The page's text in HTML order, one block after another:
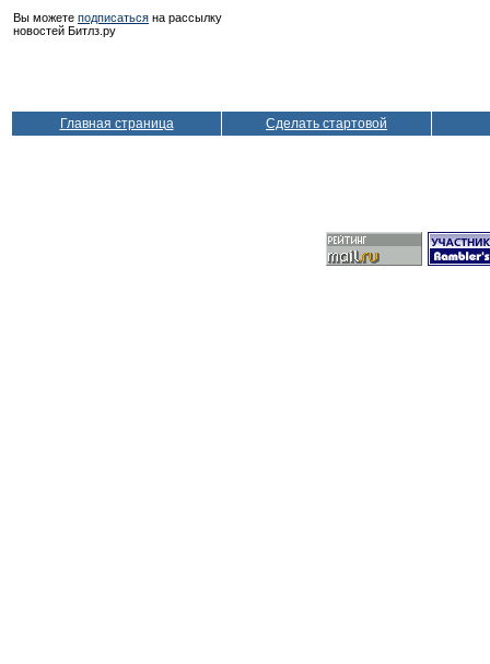
Вы можете подписаться на рассылку
новостей Битлз.ру
Главная страница Сделать стартовой